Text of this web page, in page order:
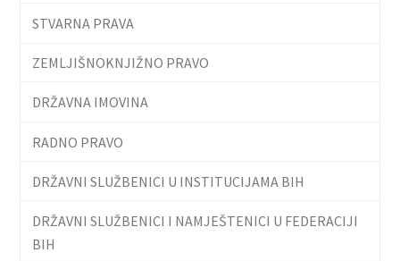
STVARNA PRAVA
ZEMLJIŠNOKNJIŽNO PRAVO
DRŽAVNA IMOVINA
RADNO PRAVO
DRŽAVNI SLUŽBENICI U INSTITUCIJAMA BIH
DRŽAVNI SLUŽBENICI I NAMJEŠTENICI U FEDERACIJI
BIH